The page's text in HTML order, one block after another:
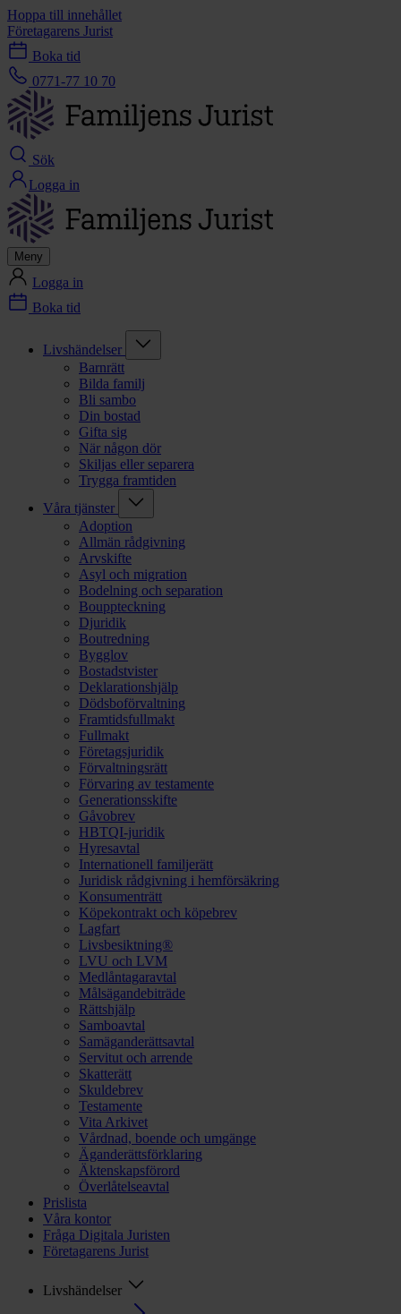
Hoppa till innehållet
Företagarens Jurist
Boka tid
0771-77 10 70
Sök
Logga in
Meny
Logga in
Boka tid
Livshändelser
Barnrätt
Bilda familj
Bli sambo
Din bostad
Gifta sig
När någon dör
Skiljas eller separera
Trygga framtiden
Våra tjänster
Adoption
Allmän rådgivning
Arvskifte
Asyl och migration
Bodelning och separation
Bouppteckning
Djuridik
Boutredning
Bygglov
Bostadstvister
Deklarationshjälp
Dödsboförvaltning
Framtidsfullmakt
Fullmakt
Företagsjuridik
Förvaltningsrätt
Förvaring av testamente
Generationsskifte
Gåvobrev
HBTQI-juridik
Hyresavtal
Internationell familjerätt
Juridisk rådgivning i hemförsäkring
Konsumenträtt
Köpekontrakt och köpebrev
Lagfart
Livsbesiktning®
LVU och LVM
Medlåntagaravtal
Målsägandebiträde
Rättshjälp
Samboavtal
Samäganderättsavtal
Servitut och arrende
Skatterätt
Skuldebrev
Testamente
Vita Arkivet
Vårdnad, boende och umgänge
Äganderättsförklaring
Äktenskapsförord
Överlåtelseavtal
Prislista
Våra kontor
Fråga Digitala Juristen
Företagarens Jurist
Livshändelser